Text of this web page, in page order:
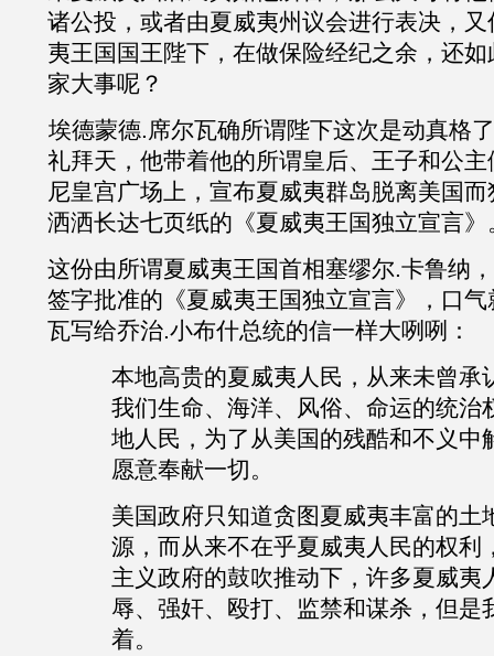
诸公投，或者由夏威夷州议会进行表决，
夷王国国王陛下，在做保险经纪之余，还
家大事呢？
埃德蒙德.席尔瓦确所谓陛下这次是动真格
礼拜天，他带着他的所谓皇后、王子和公
尼皇宫广场上，宣布夏威夷群岛脱离美国
洒洒长达七页纸的《夏威夷王国独立宣言》
这份由所谓夏威夷王国首相塞缪尔.卡鲁纳
签字批准的《夏威夷王国独立宣言》，口
瓦写给乔治.小布什总统的信一样大咧咧：
本地高贵的夏威夷人民，从来未曾承
我们生命、海洋、风俗、命运的统治
地人民，为了从美国的残酷和不义中
愿意奉献一切。
美国政府只知道贪图夏威夷丰富的土
源，而从来不在乎夏威夷人民的权利
主义政府的鼓吹推动下，许多夏威夷
辱、强奸、殴打、监禁和谋杀，但是
着。